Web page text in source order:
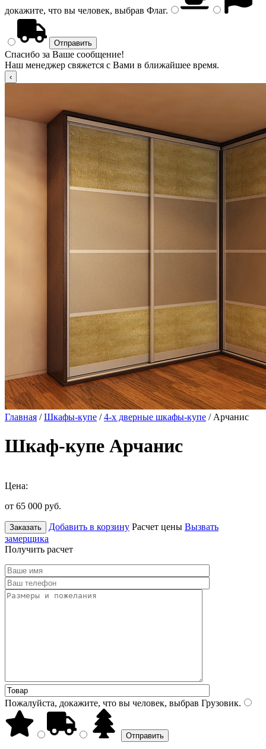
докажите, что вы человек, выбрав Флаг.
Спасибо за Ваше сообщение!
Наш менеджер свяжется с Вами в ближайшее время.
Главная /Шкафы-купе /4-х дверные шкафы-купе / Арчанис
Шкаф-купе Арчанис
Цена:
от 65 000 руб.
Заказать Добавить в корзину Расчет цены Вызвать
замерщика
Получить расчет
Пожалуйста, докажите, что вы человек, выбрав Грузовик.